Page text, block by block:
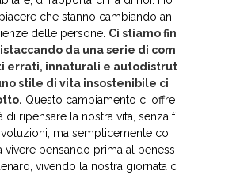
che stanno cambiando an
delle persone. Ci stiamo fin
da una serie di com
errati, innaturali e autodistrut
stile di vita insostenibile ci
Questo cambiamento ci offre
di ripensare la nostra vita, senza f
ma semplicemente co
vivere pensando prima al beness
vivendo la nostra giornata c